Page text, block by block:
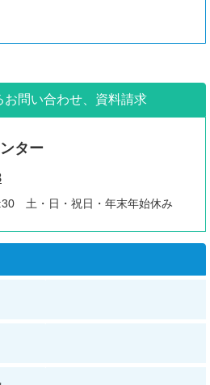
お問い合わせ、資料請求
ター
土・日・祝日・年末年始休み